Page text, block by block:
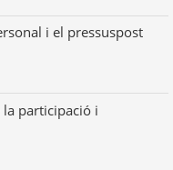
i el pressuspost
participació i